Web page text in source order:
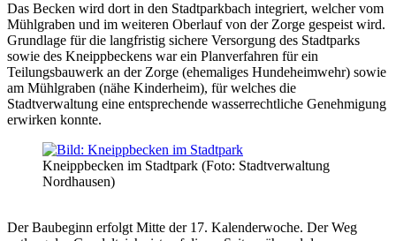
Das Becken wird dort in den Stadtparkbach integriert, welcher vom
Mühlgraben und im weiteren Oberlauf von der Zorge gespeist wird.
Grundlage für die langfristig sichere Versorgung des Stadtparks
sowie des Kneippbeckens war ein Planverfahren für ein
Teilungsbauwerk an der Zorge (ehemaliges Hundeheimwehr) sowie
am Mühlgraben (nähe Kinderheim), für welches die
Stadtverwaltung eine entsprechende wasserrechtliche Genehmigung
erwirken konnte.
Kneippbecken im Stadtpark (Foto: Stadtverwaltung
Nordhausen)
Der Baubeginn erfolgt Mitte der 17. Kalenderwoche. Der Weg